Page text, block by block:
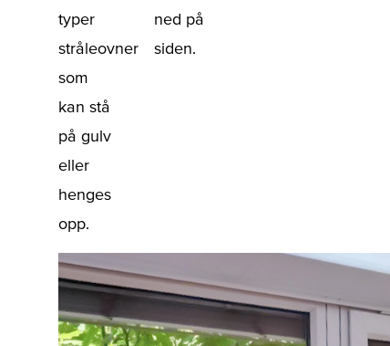
typer
stråleovner
som
kan stå
på gulv
eller
henges
opp.
ned på
siden.